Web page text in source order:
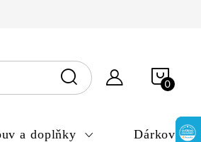
a doplňky Dárkové